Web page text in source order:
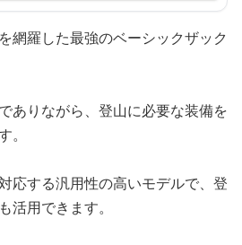
網羅した最強のベーシックザック
ありながら、登山に必要な装備を
。
応する汎用性の高いモデルで、登
活用できます。